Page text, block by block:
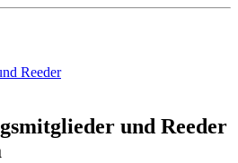
Reeder
und Reeder